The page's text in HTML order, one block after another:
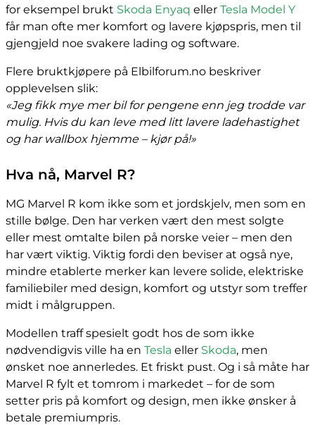
for eksempel brukt Skoda Enyaq eller Tesla Model Y
får man ofte mer komfort og lavere kjøpspris, men til
gjengjeld noe svakere lading og software.
Flere bruktkjøpere på Elbilforum.no beskriver
opplevelsen slik:
«Jeg fikk mye mer bil for pengene enn jeg trodde var
mulig. Hvis du kan leve med litt lavere ladehastighet
og har wallbox hjemme – kjør på!»
Hva nå, Marvel R?
MG Marvel R kom ikke som et jordskjelv, men som en
stille bølge. Den har verken vært den mest solgte
eller mest omtalte bilen på norske veier – men den
har vært viktig. Viktig fordi den beviser at også nye,
mindre etablerte merker kan levere solide, elektriske
familiebiler med design, komfort og utstyr som treffer
midt i målgruppen.
Modellen traff spesielt godt hos de som ikke
nødvendigvis ville ha en Tesla eller Skoda, men
ønsket noe annerledes. Et friskt pust. Og i så måte har
Marvel R fylt et tomrom i markedet – for de som
setter pris på komfort og design, men ikke ønsker å
betale premiumpris.